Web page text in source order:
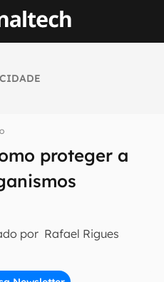
proteger a
por Rafael Rigues
em primeira
se